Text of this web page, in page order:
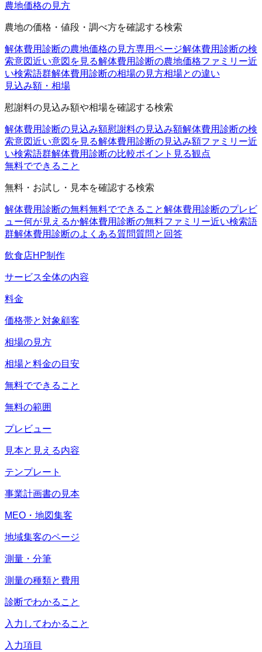
農地価格の見方
農地の価格・値段・調べ方を確認する検索
解体費用診断の農地価格の見方専用ページ解体費用診断の検
索意図近い意図を見る解体費用診断の農地価格ファミリー近
い検索語群解体費用診断の相場の見方相場との違い
見込み額・相場
慰謝料の見込み額や相場を確認する検索
解体費用診断の見込み額慰謝料の見込み額解体費用診断の検
索意図近い意図を見る解体費用診断の見込み額ファミリー近
い検索語群解体費用診断の比較ポイント 見る観点
無料でできること
無料・お試し・見本を確認する検索
解体費用診断の無料無料でできること解体費用診断のプレビ
ュー何が見えるか解体費用診断の無料ファミリー近い検索語
群解体費用診断のよくある質問質問と回答
飲食店HP制作
サービス全体の内容
料金
価格帯と対象顧客
相場の見方
相場と料金の目安
無料でできること
無料の範囲
プレビュー
見本と見える内容
テンプレート
事業計画書の見本
MEO・地図集客
地域集客のページ
測量・分筆
測量の種類と費用
診断でわかること
入力してわかること
入力項目